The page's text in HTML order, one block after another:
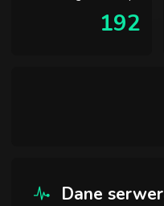
192
Dane